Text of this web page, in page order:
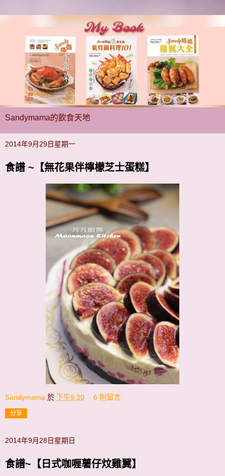
Sandymama的飲食天地
2014年9月29日星期一
食譜 ~【無花果伴檸檬芝士蛋糕】
Sandymama 於 下午9:30 6 則留言:
分享
2014年9月28日星期日
食譜~【日式咖喱薯仔炆雞翼】